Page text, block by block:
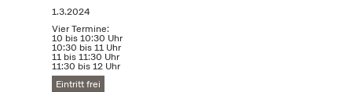
1.3.2024
Vier Termine:
10 bis 10:30 Uhr
10:30 bis 11 Uhr
11 bis 11:30 Uhr
11:30 bis 12 Uhr
Eintritt frei